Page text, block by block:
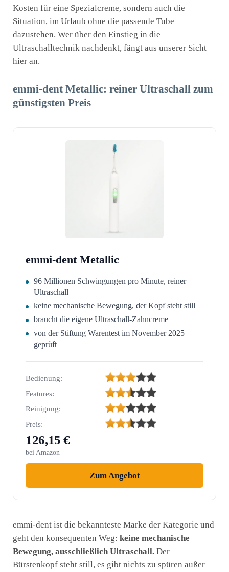
Kosten für eine Spezialcreme, sondern auch die
Situation, im Urlaub ohne die passende Tube
dazustehen. Wer über den Einstieg in die
Ultraschalltechnik nachdenkt, fängt aus unserer Sicht
hier an.
emmi-dent Metallic: reiner Ultraschall zum
günstigsten Preis
emmi-dent Metallic
96 Millionen Schwingungen pro Minute, reiner
Ultraschall
keine mechanische Bewegung, der Kopf steht still
braucht die eigene Ultraschall-Zahncreme
von der Stiftung Warentest im November 2025
geprüft
Bedienung:
Features:
Reinigung:
Preis:
126,15 €
bei Amazon
Zum Angebot
emmi-dent ist die bekannteste Marke der Kategorie und
geht den konsequenten Weg: keine mechanische
Bewegung, ausschließlich Ultraschall. Der
Bürstenkopf steht still, es gibt nichts zu spüren außer